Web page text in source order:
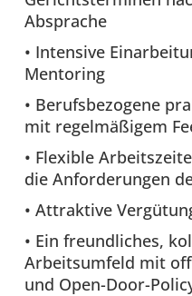
Absprache
• Intensive
Mentoring
• Berufsbezogene
mit regelmäßigem
• Flexible
die Anforderungen
• Attraktive
• Ein freundliches,
Arbeitsumfeld mit
und Open-Door-